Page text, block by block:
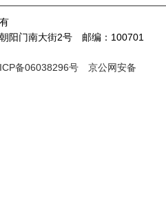
阳门南大街2号 邮编：100701
备06038296号
京公网安备